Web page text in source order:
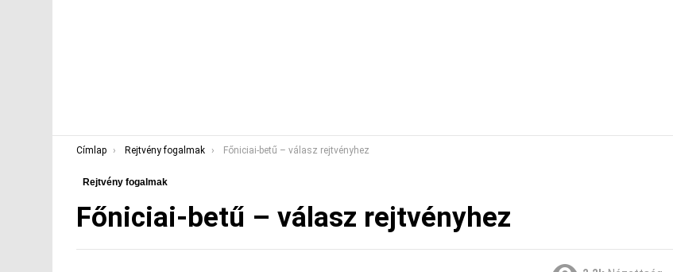
You are here:
Címlap Rejtvény fogalmak Főniciai-betű – válasz rejtvényhez
Rejtvény fogalmak
Főniciai-betű – válasz rejtvényhez